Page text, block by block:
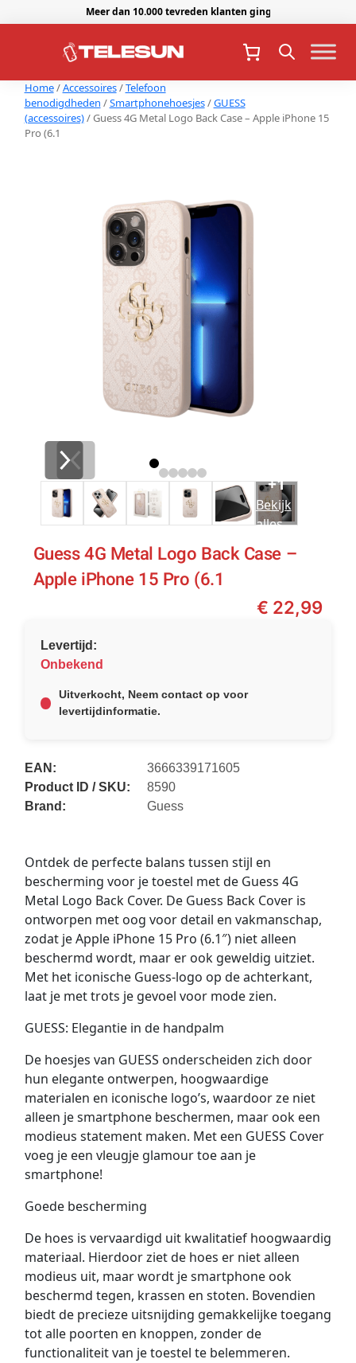
Meer dan 10.000 tevreden klanten gingen je voor.
Home/Accessoires/Telefoon
benodigdheden /Smartphonehoesjes/GUESS
(accessoires)/ Guess 4G Metal Logo Back Case – Apple iPhone 15
Pro (6.1
+1
Bekijk
alles
Guess 4G Metal Logo Back Case –
Apple iPhone 15 Pro (6.1
€ 22,99
Levertijd:
Onbekend
Uitverkocht, Neem contact op voor
levertijdinformatie.
EAN:
3666339171605
Product ID / SKU:
8590
Brand:
Guess
Ontdek de perfecte balans tussen stijl en
bescherming voor je toestel met de Guess 4G
Metal Logo Back Cover. De Guess Back Cover is
ontworpen met oog voor detail en vakmanschap,
zodat je Apple iPhone 15 Pro (6.1″) niet alleen
beschermd wordt, maar er ook geweldig uitziet.
Met het iconische Guess-logo op de achterkant,
laat je met trots je gevoel voor mode zien.
GUESS: Elegantie in de handpalm
De hoesjes van GUESS onderscheiden zich door
hun elegante ontwerpen, hoogwaardige
materialen en iconische logo’s, waardoor ze niet
alleen je smartphone beschermen, maar ook een
modieus statement maken. Met een GUESS Cover
voeg je een vleugje glamour toe aan je
smartphone!
Goede bescherming
De hoes is vervaardigd uit kwalitatief hoogwaardig
materiaal. Hierdoor ziet de hoes er niet alleen
modieus uit, maar wordt je smartphone ook
beschermd tegen, krassen en stoten. Bovendien
biedt de precieze uitsnijding gemakkelijke toegang
tot alle poorten en knoppen, zonder de
functionaliteit van je toestel te belemmeren.